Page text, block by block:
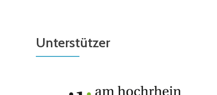
Unterstützer